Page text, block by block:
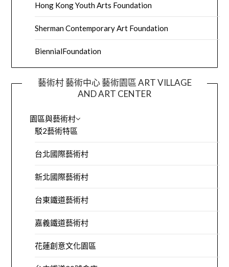
Hong Kong Youth Arts Foundation
Sherman Contemporary Art Foundation
BiennialFoundation
藝術村 藝術中心 藝術園區 ART VILLAGE
AND ART CENTER
園區與藝術村
駁2藝術特區
台北國際藝術村
新北國際藝術村
台東鐵道藝術村
嘉義鐵道藝術村
花蓮創意文化園區